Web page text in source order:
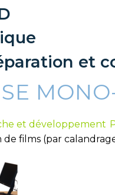
et
et développement
films (par